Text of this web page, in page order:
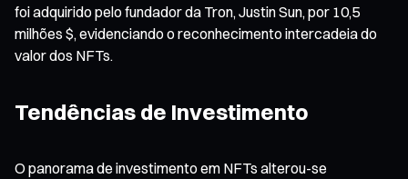
foi adquirido pelo fundador da Tron, Justin Sun, por 10,5
milhões $, evidenciando o reconhecimento intercadeia do
valor dos NFTs.
Tendências de Investimento
O panorama de investimento em NFTs alterou-se